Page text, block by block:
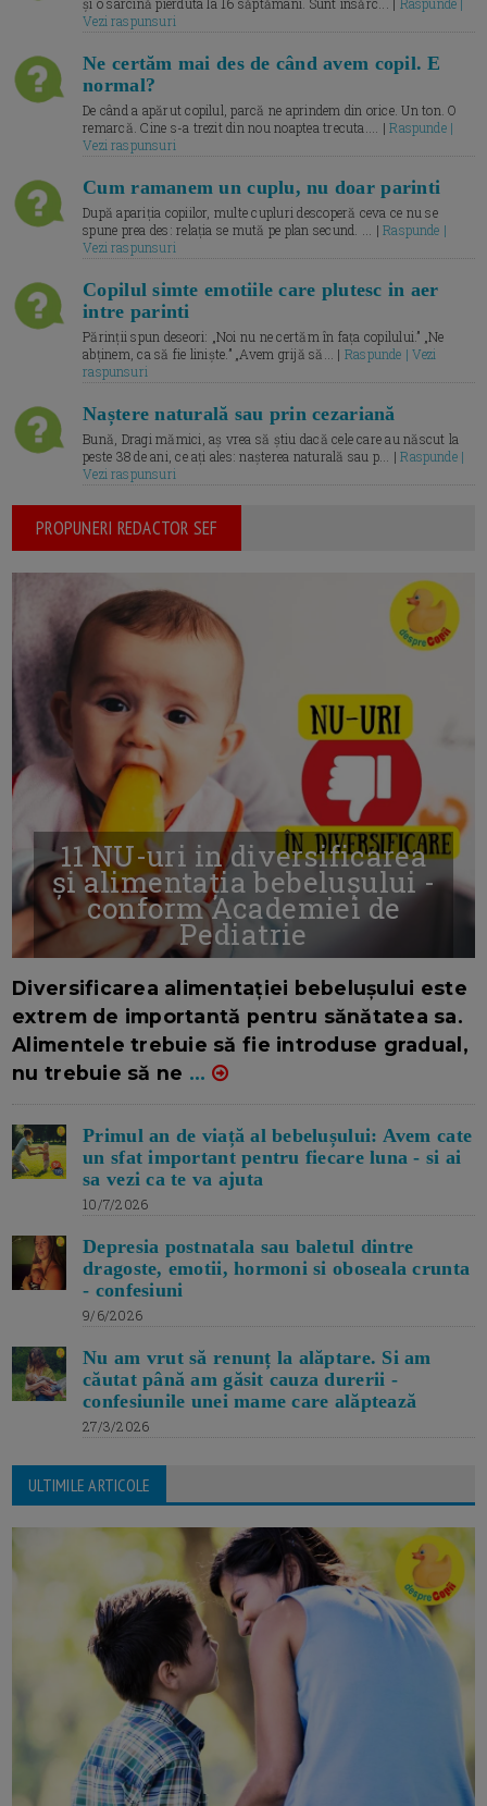
și o sarcină pierduta la 16 săptămâni. Sunt însărc... | Raspunde |
Vezi raspunsuri
Ne certăm mai des de când avem copil. E
normal?
De când a apărut copilul, parcă ne aprindem din orice. Un ton. O
remarcă. Cine s-a trezit din nou noaptea trecuta.... |Raspunde |
Vezi raspunsuri
Cum ramanem un cuplu, nu doar parinti
După apariția copiilor, multe cupluri descoperă ceva ce nu se
spune prea des: relația se mută pe plan secund. ... |Raspunde |
Vezi raspunsuri
Copilul simte emotiile care plutesc in aer
intre parinti
Părinții spun deseori: „Noi nu ne certăm în fața copilului.” „Ne
abținem, ca să fie liniște.” „Avem grijă să... | Raspunde | Vezi
raspunsuri
Naștere naturală sau prin cezariană
Bună, Dragi mămici, aș vrea să știu dacă cele care au născut la
peste 38 de ani, ce ați ales: nașterea naturală sau p... |Raspunde |
Vezi raspunsuri
PROPUNERI REDACTOR SEF
11 NU-uri in diversificarea
și alimentația bebelușului -
conform Academiei de
Pediatrie
Diversificarea alimentației bebelușului este
extrem de importantă pentru sănătatea sa.
Alimentele trebuie să fie introduse gradual,
nu trebuie să ne ...
Primul an de viață al bebelușului: Avem cate
un sfat important pentru fiecare luna - si ai
sa vezi ca te va ajuta
10/7/2026
Depresia postnatala sau baletul dintre
dragoste, emotii, hormoni si oboseala crunta
- confesiuni
9/6/2026
Nu am vrut să renunț la alăptare. Si am
căutat până am găsit cauza durerii -
confesiunile unei mame care alăptează
27/3/2026
ULTIMILE ARTICOLE